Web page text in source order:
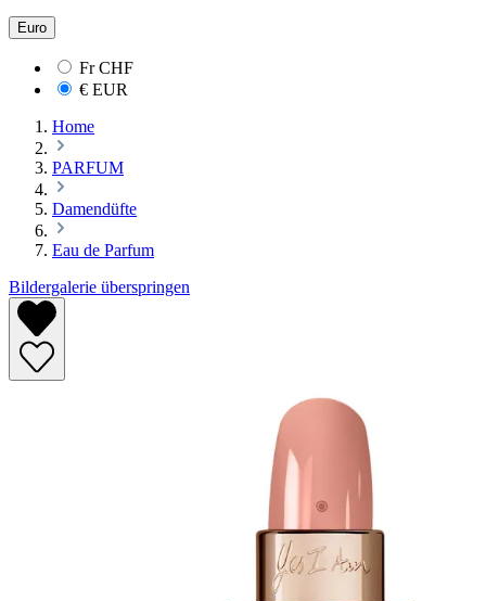
Euro
FrCHF
€ EUR
Home
PARFUM
Damendüfte
Eau de Parfum
Bildergalerie überspringen